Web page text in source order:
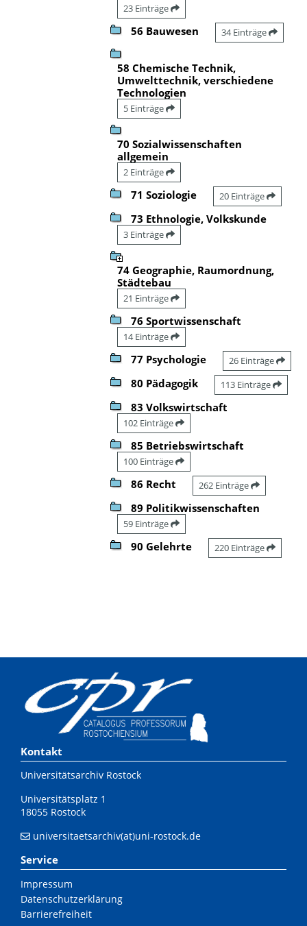
23 Einträge
56 Bauwesen 34 Einträge
58 Chemische Technik,
Umwelttechnik, verschiedene
Technologien
5 Einträge
70 Sozialwissenschaften
allgemein
2 Einträge
71 Soziologie 20 Einträge
73 Ethnologie, Volkskunde
3 Einträge
74 Geographie, Raumordnung,
Städtebau
21 Einträge
76 Sportwissenschaft
14 Einträge
77 Psychologie 26 Einträge
80 Pädagogik 113 Einträge
83 Volkswirtschaft
102 Einträge
85 Betriebswirtschaft
100 Einträge
86 Recht 262 Einträge
89 Politikwissenschaften
59 Einträge
90 Gelehrte 220 Einträge
Kontakt
Universitätsarchiv Rostock
Universitätsplatz 1
18055 Rostock
universitaetsarchiv(at)uni-rostock.de
Service
Impressum
Datenschutzerklärung
Barrierefreiheit